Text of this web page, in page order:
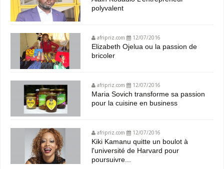
polyvalent
afripriz.com 12/07/2016
Elizabeth Ojelua ou la passion de
bricoler
afripriz.com 12/07/2016
Maria Sovich transforme sa passion
pour la cuisine en business
afripriz.com 12/07/2016
Kiki Kamanu quitte un boulot à
l'université de Harvard pour
poursuivre...